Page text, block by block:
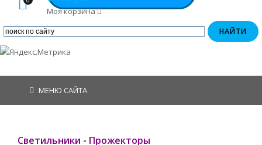
Моя корзина
МЕНЮ САЙТА
Светильники - Прожекторы